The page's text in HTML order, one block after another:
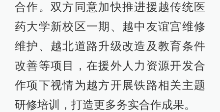
合作。双方同意加快推进援越传统医
药大学新校区一期、越中友谊宫维修
维护、越北道路升级改造及教育条件
改善等项目，在援外人力资源开发合
作项下视情为越方开展铁路相关主题
研修培训，打造更多务实合作成果。